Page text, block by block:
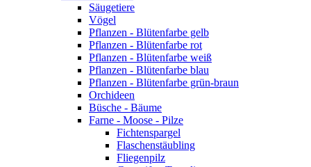
Säugetiere
Vögel
Pflanzen - Blütenfarbe gelb
Pflanzen - Blütenfarbe rot
Pflanzen - Blütenfarbe weiß
Pflanzen - Blütenfarbe blau
Pflanzen - Blütenfarbe grün-braun
Orchideen
Büsche - Bäume
Farne - Moose - Pilze
Fichtenspargel
Flaschenstäubling
Fliegenpilz